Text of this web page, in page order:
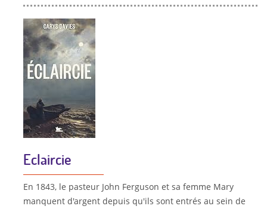
Eclaircie
En 1843, le pasteur John Ferguson et sa femme Mary
manquent d'argent depuis qu'ils sont entrés au sein de